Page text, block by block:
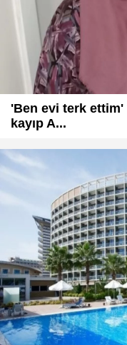
'Ben evi terk ettim'
kayıp A...